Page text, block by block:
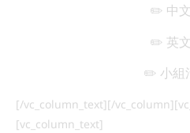
✏️ 中
✏️ 英
✏️ 小組
[/vc_column_text][/
[vc_column_text]